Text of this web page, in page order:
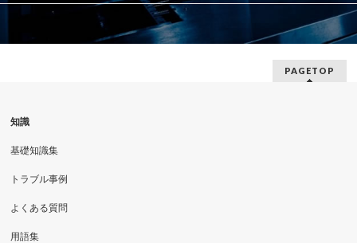
PAGETOP
知識
基礎知識集
トラブル事例
よくある質問
用語集